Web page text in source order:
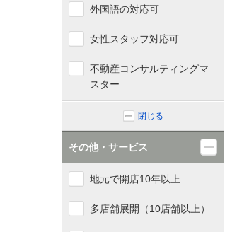
外国語の対応可
女性スタッフ対応可
不動産コンサルティングマ
スター
閉じる
その他・サービス
地元で開店10年以上
多店舗展開（10店舗以上）